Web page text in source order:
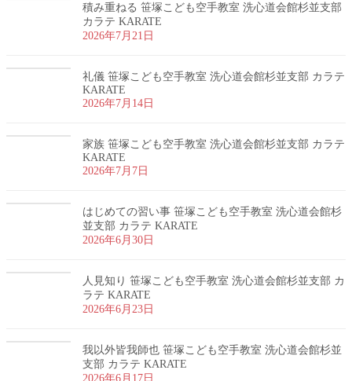
積み重ねる 笹塚こども空手教室 洗心道会館杉並支部
カラテ KARATE
2026年7月21日
礼儀 笹塚こども空手教室 洗心道会館杉並支部 カラテ
KARATE
2026年7月14日
家族 笹塚こども空手教室 洗心道会館杉並支部 カラテ
KARATE
2026年7月7日
はじめての習い事 笹塚こども空手教室 洗心道会館杉
並支部 カラテ KARATE
2026年6月30日
人見知り 笹塚こども空手教室 洗心道会館杉並支部 カ
ラテ KARATE
2026年6月23日
我以外皆我師也 笹塚こども空手教室 洗心道会館杉並
支部 カラテ KARATE
2026年6月17日